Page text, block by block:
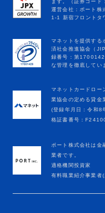
マネットカードロー
業協会の定める貸金
(登録年月日：令和
格証書番号：
ポート株式会社は金
業者です。
適格機関投資家
有料職業紹介事業